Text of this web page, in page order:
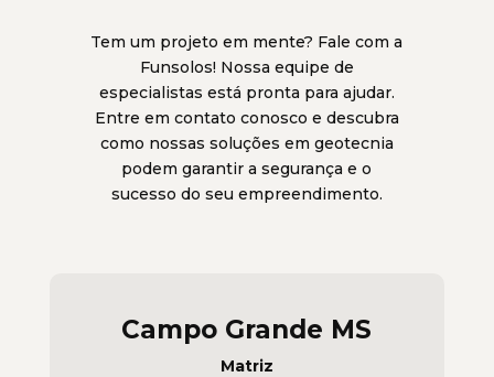
Tem um projeto em mente? Fale com a
Funsolos! Nossa equipe de
especialistas está pronta para ajudar.
Entre em contato conosco e descubra
como nossas soluções em geotecnia
podem garantir a segurança e o
sucesso do seu empreendimento.
Campo Grande MS
Matriz